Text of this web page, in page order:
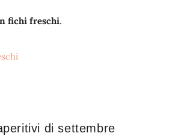
fichi freschi.
di settembre